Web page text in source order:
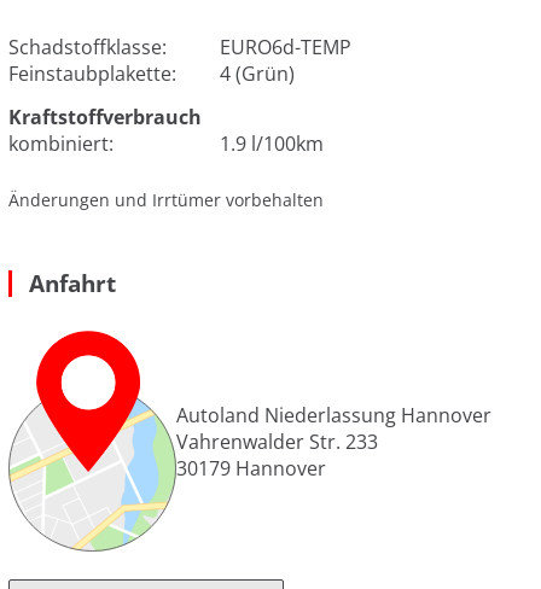
Schadstoffklasse:
EURO6d-TEMP
Feinstaubplakette:
4 (Grün)
Kraftstoffverbrauch
kombiniert:
1.9 l/100km
Änderungen und Irrtümer vorbehalten
Anfahrt
Autoland Niederlassung Hannover
Vahrenwalder Str. 233
30179 Hannover